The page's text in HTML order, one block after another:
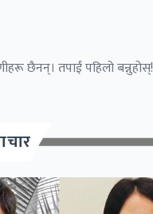
छैनन्। तपाईं पहिलो बन्नुहोस्!